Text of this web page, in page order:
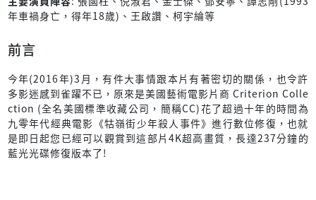
年車禍身亡，得年18歲)、王啟讚、柯宇綸等
前言
今年(2016年)3月，有件大事情跟本片有著密切的關係，也令許
多影迷感到雀躍不已，原來是美國藝術電影片商 Criterion Colle
ction (全名美國標準收藏公司，簡稱CC)花了超過十年的時間為
九零年代經典電影《牯嶺街少年殺人事件》進行數位修復，也就
是即日起您已經可以觀賞到這部片4K超高畫質，長達237分鐘的
藍光光碟修復版本了!